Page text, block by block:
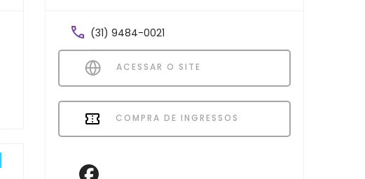
(31) 9484-0021
ACESSAR O SITE
COMPRA DE INGRESSOS